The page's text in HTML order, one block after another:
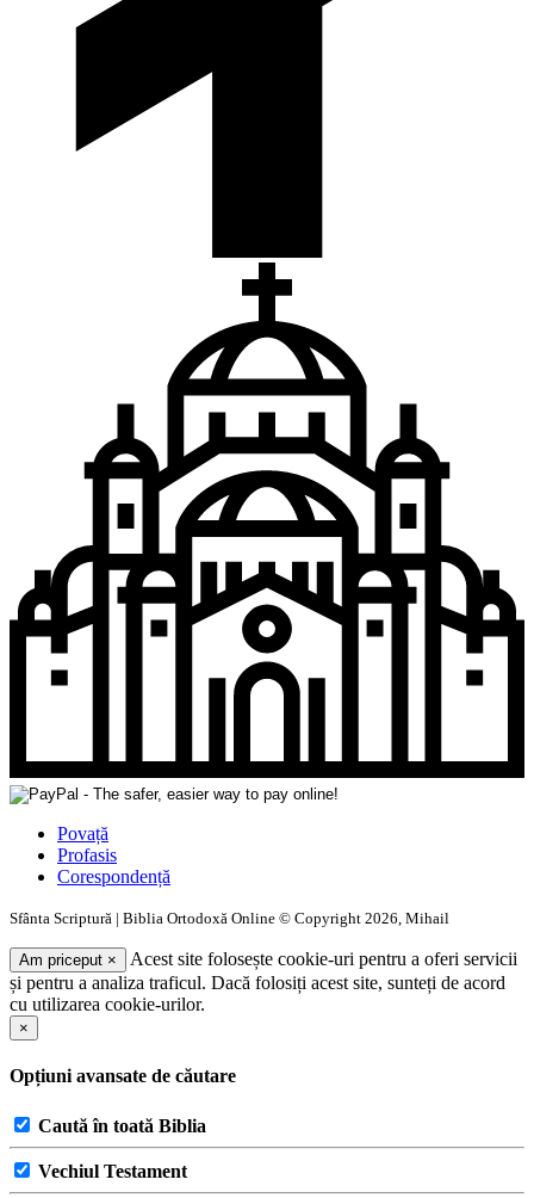
Povață
Profasis
Corespondență
Sfânta Scriptură | Biblia Ortodoxă Online © Copyright 2026, Mihail
Am priceput ×
Acest site folosește cookie-uri pentru a oferi servicii
și pentru a analiza traficul. Dacă folosiți acest site, sunteți de acord
cu utilizarea cookie-urilor.
×
Opțiuni avansate de căutare
Caută în toată Biblia
Vechiul Testament